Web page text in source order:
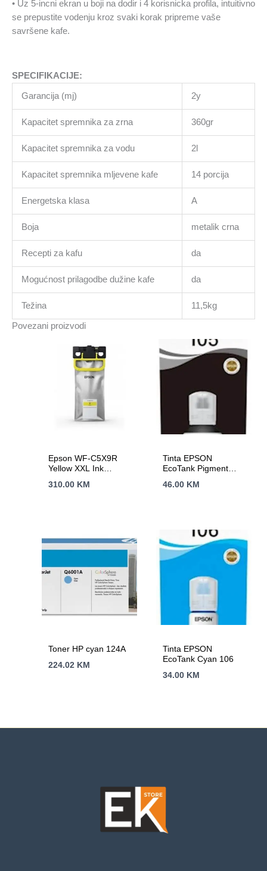
• Uz 5-incni ekran u boji na dodir i 4 korisnicka profila, intuitivno
se prepustite vodenju kroz svaki korak pripreme vaše
savršene kafe.
SPECIFIKACIJE:
Garancija (mj) 2y
Kapacitet spremnika za zrna 360gr
Kapacitet spremnika za vodu 2l
Kapacitet spremnika mljevene kafe 14 porcija
Energetska klasa A
Boja metalik crna
Recepti za kafu da
Mogućnost prilagodbe dužine kafe da
Težina 11,5kg
Povezani proizvodi
Epson WF-C5X9R
Yellow XXL Ink
310.00 KM
Tinta EPSON
EcoTank Pigment
46.00 KM
Toner HP cyan 124A
224.02 KM
Tinta EPSON
EcoTank Cyan 106
34.00 KM